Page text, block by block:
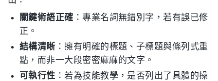
關鍵術語正確 ：專業名詞無錯別字，若有誤已修
正。
結構清晰 ：擁有明確的標題、子標題與條列式重
點，而非一大段密密麻麻的文字。
可執行性 ：若為技能教學，是否列出了具體的操